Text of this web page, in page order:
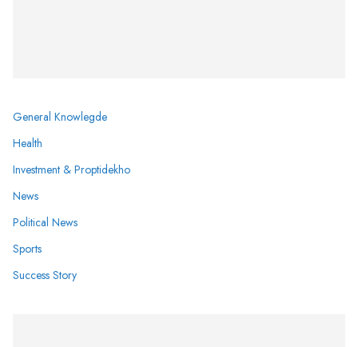
General Knowlegde
Health
Investment & Proptidekho
News
Political News
Sports
Success Story